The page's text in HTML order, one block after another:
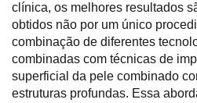
clínica, os melhores resultados
obtidos não por um único
combinação de diferentes
combinadas com técnicas de
superficial da pele combinado
estruturas profundas. Essa